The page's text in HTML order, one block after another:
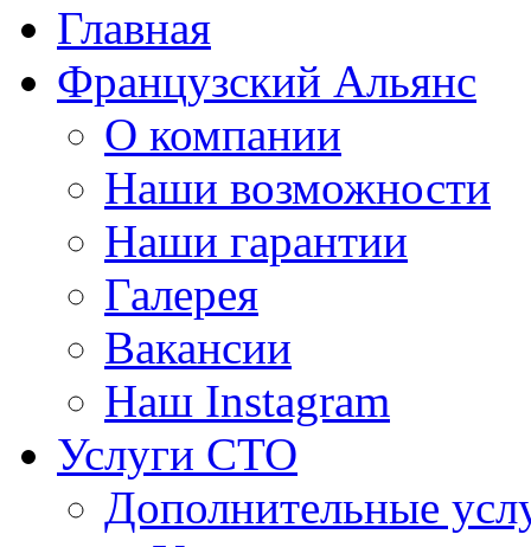
Главная
Французский Альянс
О компании
Наши возможности
Наши гарантии
Галерея
Вакансии
Наш Instagram
Услуги СТО
Дополнительные